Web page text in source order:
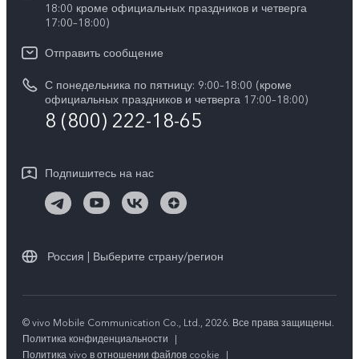
V40 Lite
Y04s
Сервисные центры
IMEI аутентификация
Запрос стоимости запчастей
Обновление системы
Скачать LUT для Log-восстановления
Карьера в vivo
Юридическая информация
О нас
Социальная ответственность
18:00 кроме официальных праздников и четверга
17:00–18:00)
Отправить сообщение
С понедельника по пятницу: 9:00–18:00 (кроме
официальных праздников и четверга 17:00–18:00)
8 (800) 222-18-65
Подпишитесь на нас
Россия | Выберите страну/регион
© vivo Mobile Communication Co., Ltd., 2026. Все права защищены.
Политика конфиденциальности
|
Политика vivo в отношении файлов cookie
|